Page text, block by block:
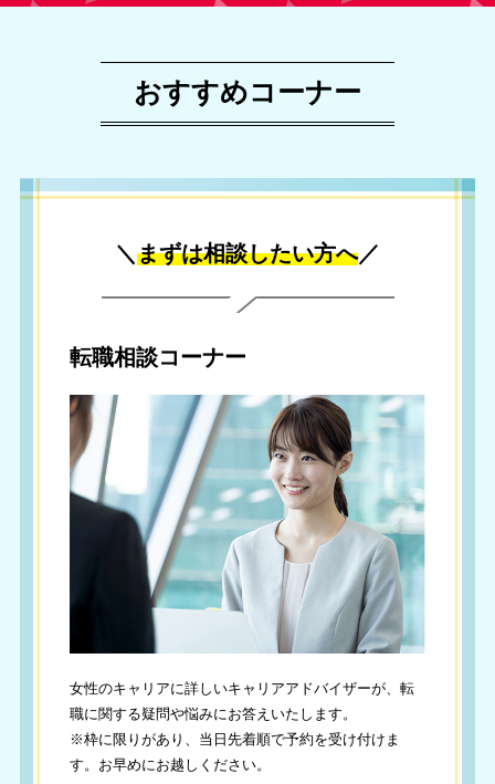
おすすめコーナー
＼まずは相談したい方へ／
転職相談コーナー
女性のキャリアに詳しいキャリアアドバイザーが、転
職に関する疑問や悩みにお答えいたします。
※枠に限りがあり、当日先着順で予約を受け付けま
す。お早めにお越しください。